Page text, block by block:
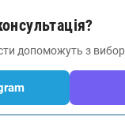
допоможуть з